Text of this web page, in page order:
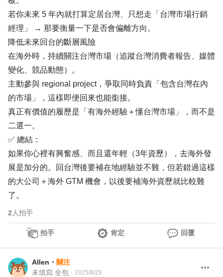
若你未來 5 年內就打算定居台灣、只想走「台灣市場行銷
經理」 → 那要衡量一下是否會偏離方向。
降低未來回台的斷層風險
在海外時，持續關注台灣市場（追蹤台灣消費者報告、媒體
變化、競品動態）。
主動參與 regional project，爭取同時負責「包含台灣在內
的市場」，這樣即便回來也能銜接。
真正有價值的履歷是「有海外經驗＋懂台灣市場」，而不是
二選一。
✅ 總結：
如果你心裡有興奮感、而且還年輕（3年資歷），去海外發
展是加分的。回台灣後要補在地經驗並不難，但若錯過這樣
的大公司＋海外 GTM 機會，以後要補海外資歷就比較難
了。
2 人拍手
拍手 肯定 回覆
Allen ・ 關注
未填寫 全包 ・ 2025/8/29